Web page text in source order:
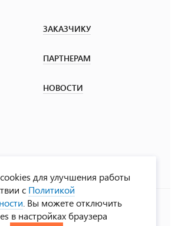
ЗАКАЗЧИКУ
ПАРТНЕРАМ
НОВОСТИ
2026
для улучшения работы
с Политикой
. Вы можете отключить
в настройках браузера